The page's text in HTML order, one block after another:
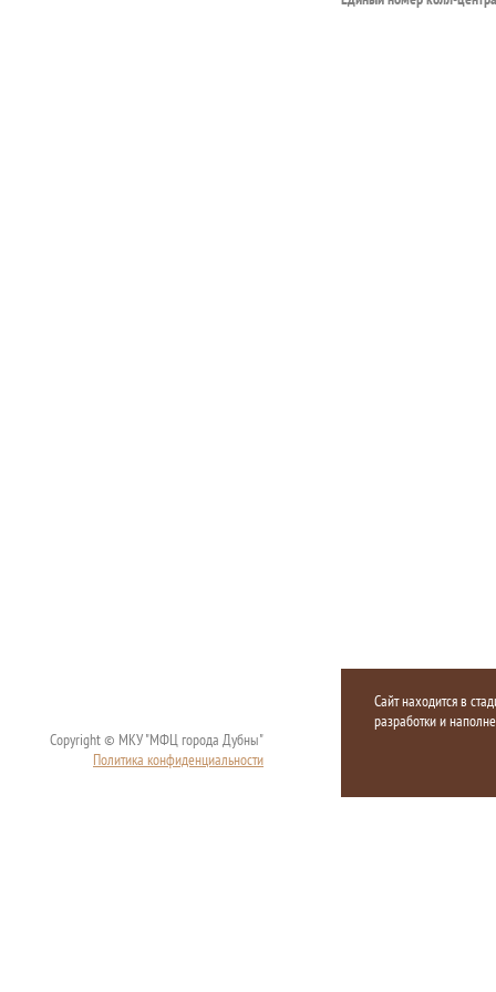
Copyright © МКУ "МФЦ города Дубны"
Политика конфиденциальности
Сайт находится в
разработки и